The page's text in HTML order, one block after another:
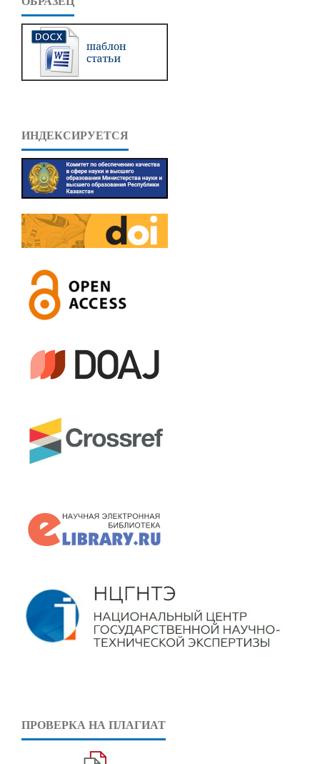
ИНДЕКСИРУЕТСЯ
ПРОВЕРКА НА ПЛАГИАТ